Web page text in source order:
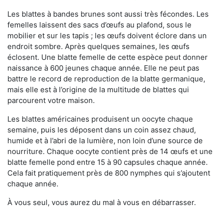
Les blattes à bandes brunes sont aussi très fécondes. Les
femelles laissent des sacs d’œufs au plafond, sous le
mobilier et sur les tapis ; les œufs doivent éclore dans un
endroit sombre. Après quelques semaines, les œufs
éclosent. Une blatte femelle de cette espèce peut donner
naissance à 600 jeunes chaque année. Elle ne peut pas
battre le record de reproduction de la blatte germanique,
mais elle est à l’origine de la multitude de blattes qui
parcourent votre maison.
Les blattes américaines produisent un oocyte chaque
semaine, puis les déposent dans un coin assez chaud,
humide et à l’abri de la lumière, non loin d’une source de
nourriture. Chaque oocyte contient près de 14 œufs et une
blatte femelle pond entre 15 à 90 capsules chaque année.
Cela fait pratiquement près de 800 nymphes qui s’ajoutent
chaque année.
À vous seul, vous aurez du mal à vous en débarrasser.